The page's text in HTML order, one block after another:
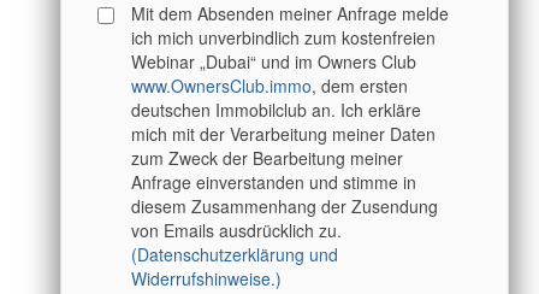
Mit dem Absenden meiner Anfrage melde
ich mich unverbindlich zum kostenfreien
Webinar „Dubai“ und im Owners Club
www.OwnersClub.immo, dem ersten
deutschen Immobilclub an. Ich erkläre
mich mit der Verarbeitung meiner Daten
zum Zweck der Bearbeitung meiner
Anfrage einverstanden und stimme in
diesem Zusammenhang der Zusendung
von Emails ausdrücklich zu.
(Datenschutzerklärung und
Widerrufshinweise.)